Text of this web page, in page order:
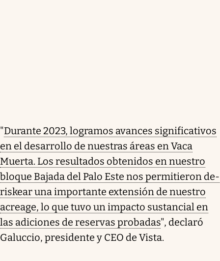
"Durante 2023, logramos avances significativos
en el desarrollo de nuestras áreas en Vaca
Muerta. Los resultados obtenidos en nuestro
bloque Bajada del Palo Este nos permitieron de-
riskear una importante extensión de nuestro
acreage, lo que tuvo un impacto sustancial en
las adiciones de reservas probadas", declaró
Galuccio, presidente y CEO de Vista.